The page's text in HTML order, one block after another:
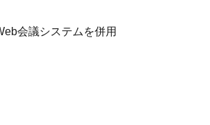
会議システムを併用